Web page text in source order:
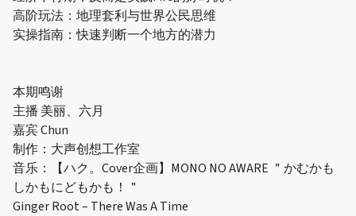
高阶玩法：地理套利与世界公民思维
实操指南：快速判断一个地方的潜力
本期鸣谢
主播 美丽、六月
嘉宾 Chun
制作：大声创想工作室
音乐：【ハク。Cover企画】MONO NO AWARE ＂かむかも
しかもにどもかも！＂
Ginger Root – There Was A Time